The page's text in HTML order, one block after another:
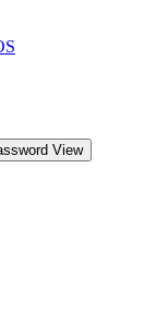
View